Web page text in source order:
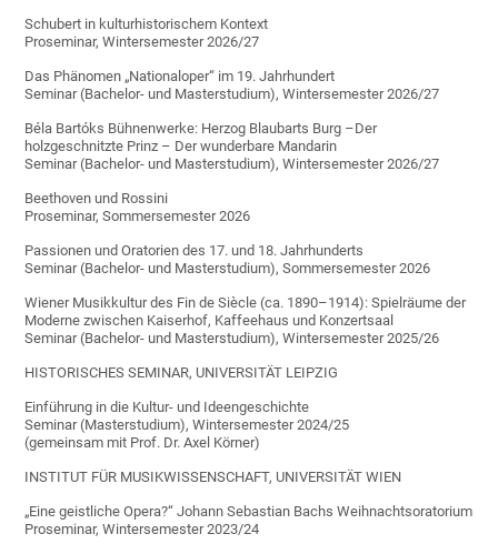
Schubert in kulturhistorischem Kontext
Proseminar, Wintersemester 2026/27
Das Phänomen „Nationaloper“ im 19. Jahrhundert
Seminar (Bachelor- und Masterstudium), Wintersemester 2026/27
Béla Bartóks Bühnenwerke: Herzog Blaubarts Burg –Der
holzgeschnitzte Prinz – Der wunderbare Mandarin
Seminar (Bachelor- und Masterstudium), Wintersemester 2026/27
Beethoven und Rossini
Proseminar, Sommersemester 2026
Passionen und Oratorien des 17. und 18. Jahrhunderts
Seminar (Bachelor- und Masterstudium), Sommersemester 2026
Wiener Musikkultur des Fin de Siècle (ca. 1890–1914): Spielräume der
Moderne zwischen Kaiserhof, Kaffeehaus und Konzertsaal
Seminar (Bachelor- und Masterstudium), Wintersemester 2025/26
HISTORISCHES SEMINAR, UNIVERSITÄT LEIPZIG
Einführung in die Kultur- und Ideengeschichte
Seminar (Masterstudium), Wintersemester 2024/25
(gemeinsam mit Prof. Dr. Axel Körner)
INSTITUT FÜR MUSIKWISSENSCHAFT, UNIVERSITÄT WIEN
„Eine geistliche Opera?“ Johann Sebastian Bachs Weihnachtsoratorium
Proseminar, Wintersemester 2023/24